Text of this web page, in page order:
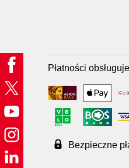
Płatności
Bezpieczne